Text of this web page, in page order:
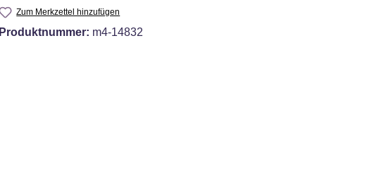
Zum Merkzettel hinzufügen
Produktnummer: m4-14832